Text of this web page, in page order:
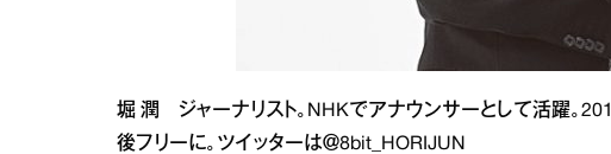
堀 潤 ジャーナリスト。NHKでアナウンサーとして活躍。
後フリーに。ツイッターは＠8bit_HORIJUN